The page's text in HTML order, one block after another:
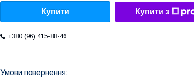
Купити Купити з
+380 (96) 415-88-46